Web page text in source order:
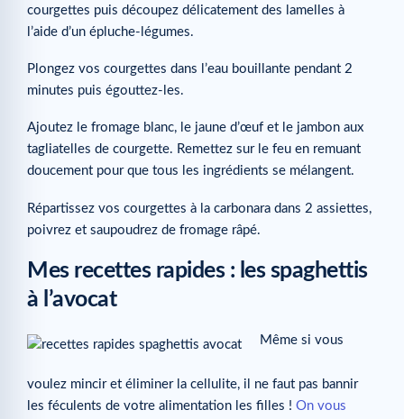
courgettes puis découpez délicatement des lamelles à
l’aide d’un épluche-légumes.
Plongez vos courgettes dans l’eau bouillante pendant 2
minutes puis égouttez-les.
Ajoutez le fromage blanc, le jaune d’œuf et le jambon aux
tagliatelles de courgette. Remettez sur le feu en remuant
doucement pour que tous les ingrédients se mélangent.
Répartissez vos courgettes à la carbonara dans 2 assiettes,
poivrez et saupoudrez de fromage râpé.
Mes recettes rapides : les spaghettis
à l’avocat
Même si vous
voulez mincir et éliminer la cellulite, il ne faut pas bannir
les féculents de votre alimentation les filles ! On vous